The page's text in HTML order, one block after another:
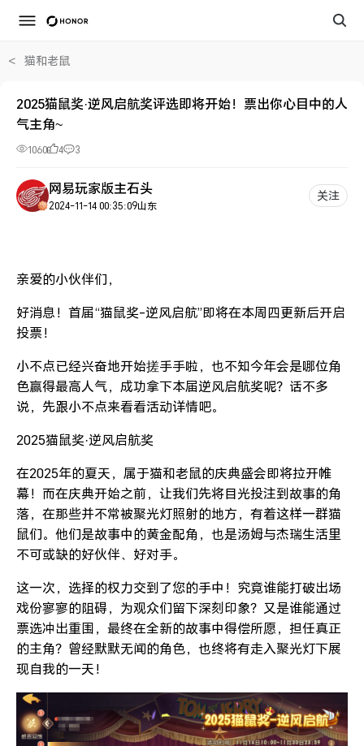
< 猫和老鼠
2025猫鼠奖·逆风启航奖评选即将开始！票出你心目中的人
气主角~
1060 4 3
网易玩家版主石头
2024-11-14 00:35:09山东
关注
亲爱的小伙伴们，
好消息！首届“猫鼠奖-逆风启航”即将在本周四更新后开启
投票！
小不点已经兴奋地开始搓手手啦，也不知今年会是哪位角
色赢得最高人气，成功拿下本届逆风启航奖呢？话不多
说，先跟小不点来看看活动详情吧。
2025猫鼠奖·逆风启航奖
在2025年的夏天，属于猫和老鼠的庆典盛会即将拉开帷
幕！而在庆典开始之前，让我们先将目光投注到故事的角
落，在那些并不常被聚光灯照射的地方，有着这样一群猫
鼠们。他们是故事中的黄金配角，也是汤姆与杰瑞生活里
不可或缺的好伙伴、好对手。
这一次，选择的权力交到了您的手中！究竟谁能打破出场
戏份寥寥的阻碍，为观众们留下深刻印象？又是谁能通过
票选冲出重围，最终在全新的故事中得偿所愿，担任真正
的主角？曾经默默无闻的角色，也终将有走入聚光灯下展
现自我的一天！